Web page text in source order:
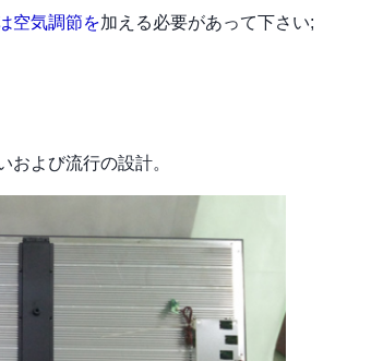
空気調節を加える必要があって下さい;
よび流行の設計。